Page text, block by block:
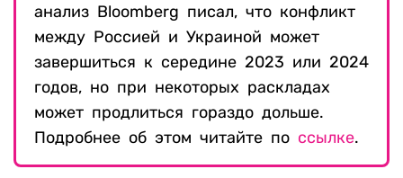
анализ Bloomberg писал, что конфликт
между Россией и Украиной может
завершиться к середине 2023 или 2024
годов, но при некоторых раскладах
может продлиться гораздо дольше.
Подробнее об этом читайте по ссылке.